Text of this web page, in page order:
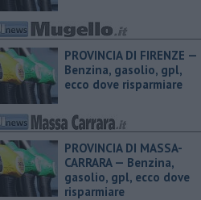
PROVINCIA DI FIRENZE — ​
Benzina, gasolio, gpl,
ecco dove risparmiare
PROVINCIA DI MASSA-
CARRARA — ​Benzina,
gasolio, gpl, ecco dove
risparmiare